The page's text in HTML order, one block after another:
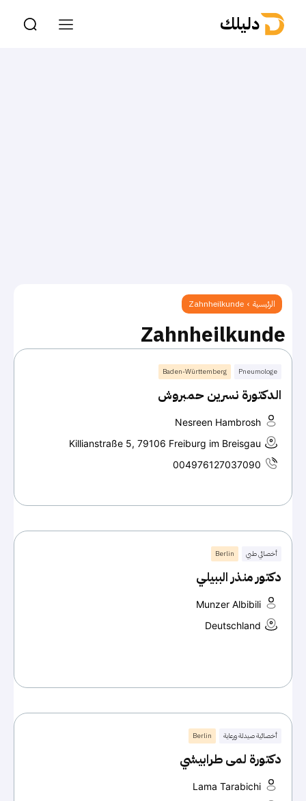
دليلك
الرئيسية Zahnheilkunde
Zahnheilkunde
Pneumologe
Baden-Württemberg
الدكتورة نسرين حمبروش
Nesreen Hambrosh
Killianstraße 5, 79106 Freiburg im Breisgau
004976127037090
أخصائي طبي Berlin
دكتور منذر الببيلي
Munzer Albibili
Deutschland
أخصائية صيدلة ورعاية Berlin
دكتورة لمى طرابيشي
Lama Tarabichi